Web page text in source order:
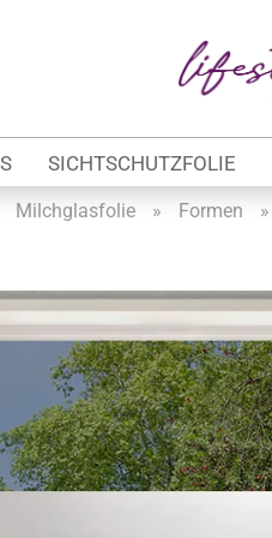
SICHTSCHUTZFOLIE
Gewerbe
Milchglasfolie » Formen »